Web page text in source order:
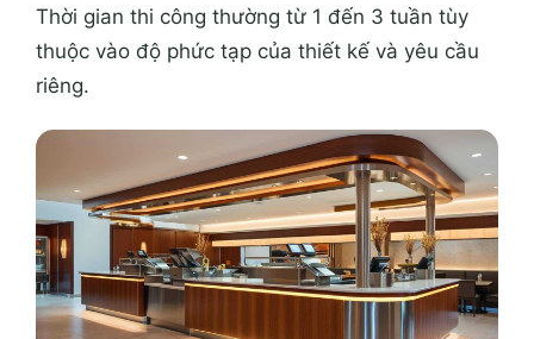
Thời gian thi công thường từ 1 đến 3 tuần tùy
thuộc vào độ phức tạp của thiết kế và yêu cầu
riêng.